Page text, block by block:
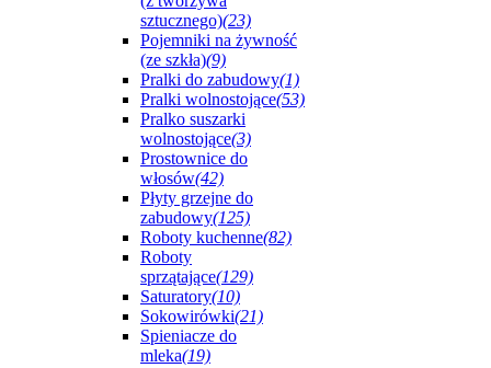
sztucznego)(23)
Pojemniki na żywność
(ze szkła)(9)
Pralki do zabudowy(1)
Pralki wolnostojące(53)
Pralko suszarki
wolnostojące(3)
Prostownice do
włosów(42)
Płyty grzejne do
zabudowy(125)
Roboty kuchenne(82)
Roboty
sprzątające(129)
Saturatory(10)
Sokowirówki(21)
Spieniacze do
mleka(19)